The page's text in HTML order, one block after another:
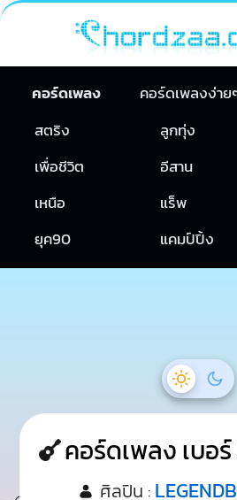
คอร์ดเพลง คอร์ดเพลงง่าย
สตริง
ลูกทุ่ง
เพื่อชีวิต
อีสาน
เหนือ
แร็พ
ยุค90
แคมป์ปิ้ง
คอร์ดเพลง เบอ
ศิลปิน :